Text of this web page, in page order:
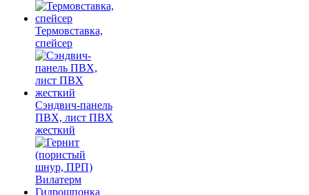
Термовставка,
спейсер
Сэндвич-панель
ПВХ, лист ПВХ
жесткий